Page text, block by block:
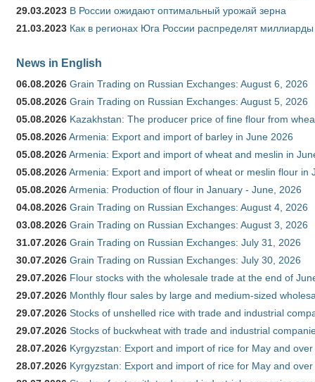
29.03.2023 В России ожидают оптимальный урожай зерна
21.03.2023 Как в регионах Юга России распределят
News in English
06.08.2026 Grain Trading on Russian Exchanges: August 6, 2026
05.08.2026 Grain Trading on Russian Exchanges: August 5, 2026
05.08.2026 Kazakhstan: The producer price of fine flour from
05.08.2026Armenia: Export and import of barley in June 2026
05.08.2026Armenia: Export and import of wheat and meslin in
05.08.2026Armenia: Export and import of wheat or meslin flour in
05.08.2026Armenia: Production of flour in January - June, 2026
04.08.2026 Grain Trading on Russian Exchanges: August 4, 2026
03.08.2026 Grain Trading on Russian Exchanges: August 3, 2026
31.07.2026 Grain Trading on Russian Exchanges: July 31, 2026
30.07.2026 Grain Trading on Russian Exchanges: July 30, 2026
29.07.2026 Flour stocks with the wholesale trade at the end of
29.07.2026 Monthly flour sales by large and medium-sized
29.07.2026 Stocks of unshelled rice with trade and industrial
29.07.2026 Stocks of buckwheat with trade and industrial
28.07.2026 Kyrgyzstan: Export and import of rice for May and
28.07.2026 Kyrgyzstan: Export and import of rice for May and